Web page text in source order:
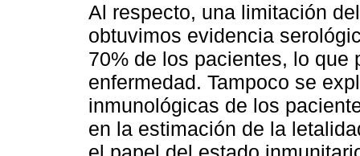
Al respecto, una limitación
obtuvimos evidencia
70% de los pacientes, lo que
enfermedad. Tampoco se
inmunológicas de los
en la estimación de la